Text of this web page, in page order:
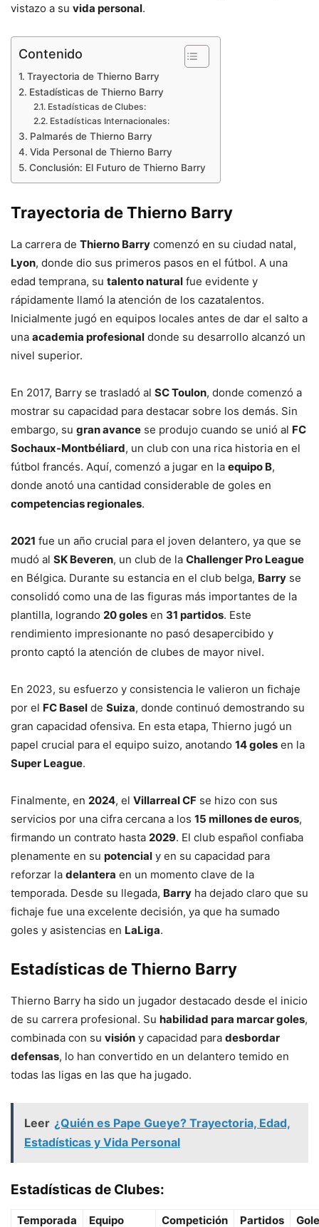
vistazo a su vida personal.
Contenido
Trayectoria de Thierno Barry
Estadísticas de Thierno Barry
Estadísticas de Clubes:
Estadísticas Internacionales:
Palmarés de Thierno Barry
Vida Personal de Thierno Barry
Conclusión: El Futuro de Thierno Barry
Trayectoria de Thierno Barry
La carrera de Thierno Barry comenzó en su ciudad natal,
Lyon, donde dio sus primeros pasos en el fútbol. A una
edad temprana, su talento natural fue evidente y
rápidamente llamó la atención de los cazatalentos.
Inicialmente jugó en equipos locales antes de dar el salto a
una academia profesional donde su desarrollo alcanzó un
nivel superior.
En 2017, Barry se trasladó al SC Toulon, donde comenzó a
mostrar su capacidad para destacar sobre los demás. Sin
embargo, su gran avance se produjo cuando se unió al FC
Sochaux-Montbéliard, un club con una rica historia en el
fútbol francés. Aquí, comenzó a jugar en la equipo B,
donde anotó una cantidad considerable de goles en
competencias regionales.
2021 fue un año crucial para el joven delantero, ya que se
mudó al SK Beveren, un club de la Challenger Pro League
en Bélgica. Durante su estancia en el club belga, Barry se
consolidó como una de las figuras más importantes de la
plantilla, logrando 20 goles en 31 partidos. Este
rendimiento impresionante no pasó desapercibido y
pronto captó la atención de clubes de mayor nivel.
En 2023, su esfuerzo y consistencia le valieron un fichaje
por el FC Basel de Suiza, donde continuó demostrando su
gran capacidad ofensiva. En esta etapa, Thierno jugó un
papel crucial para el equipo suizo, anotando 14 goles en la
Super League.
Finalmente, en 2024, el Villarreal CF se hizo con sus
servicios por una cifra cercana a los 15 millones de euros,
firmando un contrato hasta 2029. El club español confiaba
plenamente en su potencial y en su capacidad para
reforzar la delantera en un momento clave de la
temporada. Desde su llegada, Barry ha dejado claro que su
fichaje fue una excelente decisión, ya que ha sumado
goles y asistencias en LaLiga.
Estadísticas de Thierno Barry
Thierno Barry ha sido un jugador destacado desde el inicio
de su carrera profesional. Su habilidad para marcar goles,
combinada con su visión y capacidad para desbordar
defensas, lo han convertido en un delantero temido en
todas las ligas en las que ha jugado.
Leer ¿Quién es Pape Gueye? Trayectoria, Edad,
Estadísticas y Vida Personal
Estadísticas de Clubes:
Temporada Equipo Competición Partidos